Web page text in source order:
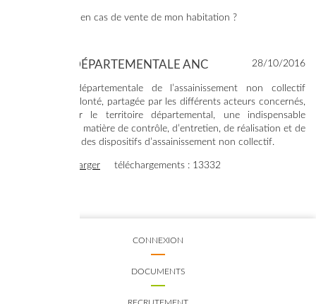
Que faire en cas de vente de mon habitation ?
28/10/2016
CHARTE DÉPARTEMENTALE ANC
La charte départementale de l’assainissement non collectif
exprime la volonté, partagée par les différents acteurs concernés,
d’assurer sur le territoire départemental, une indispensable
cohérence en matière de contrôle, d’entretien, de réalisation et de
réhabilitation des dispositifs d’assainissement non collectif.
télécharger téléchargements : 13332
CONNEXION
DOCUMENTS